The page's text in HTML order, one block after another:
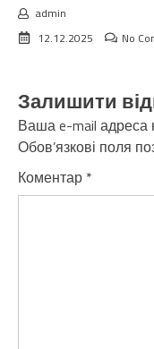
admin
12.12.2025
No
Залишити
Ваша e-mail адреса
Обов’язкові поля
Коментар *